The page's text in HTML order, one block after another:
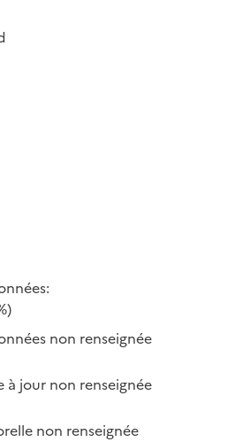
non renseignée
à jour non renseignée
non renseignée